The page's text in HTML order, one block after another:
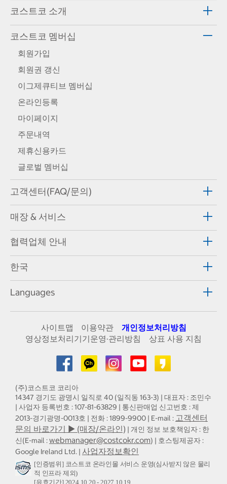
코스트코 소개
코스트코 멤버십
회원가입
회원권 갱신
이그제큐티브 멤버십
온라인등록
마이페이지
주문내역
제휴신용카드
글로벌 멤버십
고객센터(FAQ/문의)
매장 & 서비스
협력업체 안내
한국
Languages
사이트맵 이용약관
개인정보처리방침
영상정보처리기기운영·관리방침
상표 사용 지침
(주)코스트코 코리아
14347 경기도 광명시 일직로 40 (일직동 163-3) | 대표자 : 조민수
| 사업자 등록번호 : 107-81-63829 | 통신판매업 신고번호 : 제
2013-경기광명-0013호 | 전화 : 1899-9900 | E-mail : 고객센터
문의 바로가기 ▶ (매장/온라인) | 개인 정보 보호책임자 : 한
신(E-mail :webmanager@costcokr.com) | 호스팅제공자 :
Google Ireland Ltd. | 사업자정보확인
[인증범위] 코스트코 온라인몰 서비스 운영(심사받지 않은 물리
적 인프라 제외)
[유효기간] 2024.10.20 - 2027.10.19